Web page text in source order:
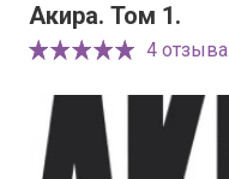
Акира. Том 1.
4 отзыва